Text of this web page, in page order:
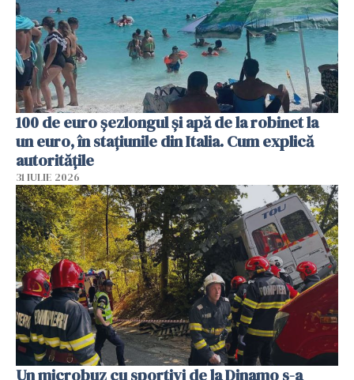
100 de euro șezlongul și apă de la robinet la
un euro, în stațiunile din Italia. Cum explică
autoritățile
31 IULIE 2026
Un microbuz cu sportivi de la Dinamo s-a